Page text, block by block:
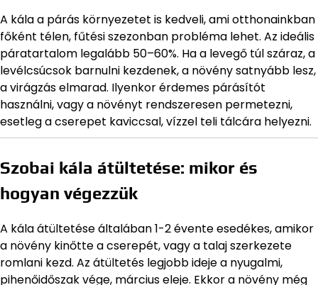
A kála a párás környezetet is kedveli, ami otthonainkban
főként télen, fűtési szezonban probléma lehet. Az ideális
páratartalom legalább 50–60%. Ha a levegő túl száraz, a
levélcsúcsok barnulni kezdenek, a növény satnyább lesz,
a virágzás elmarad. Ilyenkor érdemes párásítót
használni, vagy a növényt rendszeresen permetezni,
esetleg a cserepet kaviccsal, vízzel teli tálcára helyezni.
Szobai kála átültetése: mikor és
hogyan végezzük
A kála átültetése általában 1-2 évente esedékes, amikor
a növény kinőtte a cserepét, vagy a talaj szerkezete
romlani kezd. Az átültetés legjobb ideje a nyugalmi,
pihenőidőszak vége, március eleje. Ekkor a növény még